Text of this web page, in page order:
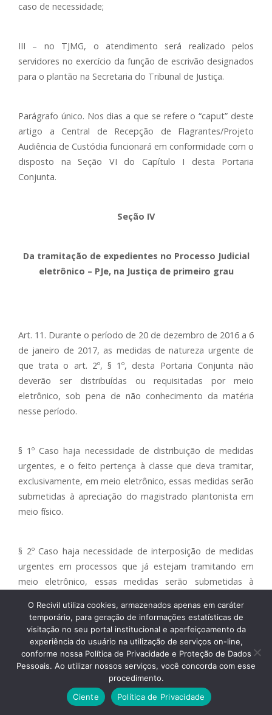
caso de necessidade;
III – no TJMG, o atendimento será realizado pelos
servidores no exercício da função de escrivão designados
para o plantão na Secretaria do Tribunal de Justiça.
Parágrafo único. Nos dias a que se refere o “caput” deste
artigo a Central de Recepção de Flagrantes/Projeto
Audiência de Custódia funcionará em conformidade com o
disposto na Seção VI do Capítulo I desta Portaria
Conjunta.
Seção IV
Da tramitação de expedientes no Processo Judicial
eletrônico – PJe, na Justiça de primeiro grau
Art. 11. Durante o período de 20 de dezembro de 2016 a 6
de janeiro de 2017, as medidas de natureza urgente de
que trata o art. 2º, § 1º, desta Portaria Conjunta não
deverão ser distribuídas ou requisitadas por meio
eletrônico, sob pena de não conhecimento da matéria
nesse período.
§ 1º Caso haja necessidade de distribuição de medidas
urgentes, e o feito pertença à classe que deva tramitar,
exclusivamente, em meio eletrônico, essas medidas serão
submetidas à apreciação do magistrado plantonista em
meio físico.
§ 2º Caso haja necessidade de interposição de medidas
urgentes em processos que já estejam tramitando em
meio eletrônico, essas medidas serão submetidas à
Art. 12. Os expedientes físicos processados durante o
plantão deverão ser encaminhados à distribuição ou ao
juízo competente para o seu processamento,
impreterivelmente, no primeiro dia útil imediato ao do
encerramento do plantão, acompanhados das decisões
O Recivil utiliza cookies, armazenados apenas em caráter
temporário, para geração de informações estatísticas de
visitação no seu portal institucional e aperfeiçoamento da
experiência do usuário na utilização de serviços on-line,
conforme nossa Política de Privacidade e Proteção de Dados
Pessoais. Ao utilizar nossos serviços, você concorda com esse
procedimento.
Ciente
Política de Privacidade